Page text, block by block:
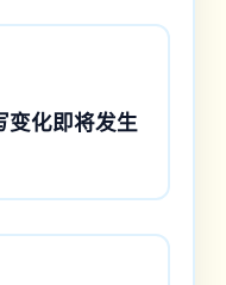
变化即将发生